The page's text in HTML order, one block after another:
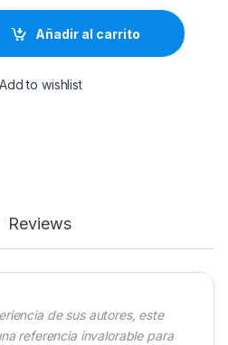
En Niños Y Adolescentes -
Añadir al carrito
Add to wishlist
Reviews
de sus autores, este
referencia invalorable para